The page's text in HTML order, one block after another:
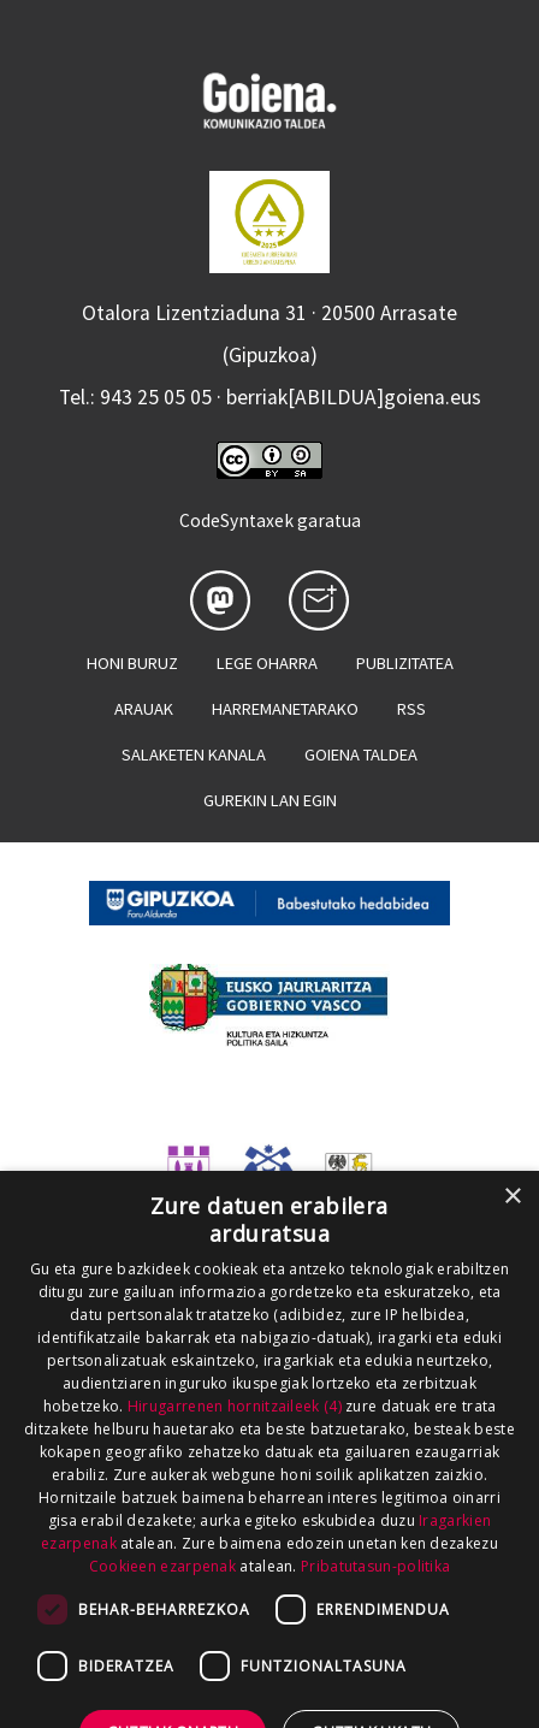
Otalora Lizentziaduna 31 · 20500 Arrasate
(Gipuzkoa)
Tel.: 943 25 05 05 · berriak[ABILDUA]goiena.eus
CodeSyntaxek garatua
HONI BURUZ LEGE OHARRA PUBLIZITATEA
ARAUAK HARREMANETARAKO RSS
SALAKETEN KANALA GOIENA TALDEA
GUREKIN LAN EGIN
×
Zure datuen erabilera
arduratsua
Gu eta gure bazkideek cookieak eta antzeko teknologiak erabiltzen
ditugu zure gailuan informazioa gordetzeko eta eskuratzeko, eta
datu pertsonalak tratatzeko (adibidez, zure IP helbidea,
identifikatzaile bakarrak eta nabigazio-datuak), iragarki eta eduki
pertsonalizatuak eskaintzeko, iragarkiak eta edukia neurtzeko,
audientziaren inguruko ikuspegiak lortzeko eta zerbitzuak
hobetzeko. Hirugarrenen hornitzaileek (4)zure datuak ere trata
ditzakete helburu hauetarako eta beste batzuetarako, besteak beste
kokapen geografiko zehatzeko datuak eta gailuaren ezaugarriak
erabiliz. Zure aukerak webgune honi soilik aplikatzen zaizkio.
Hornitzaile batzuek baimena beharrean interes legitimoa oinarri
gisa erabil dezakete; aurka egiteko eskubidea duzu Iragarkien
ezarpenakatalean. Zure baimena edozein unetan ken dezakezu
Cookieen ezarpenak atalean. Pribatutasun-politika
BEHAR-BEHARREZKOA ERRENDIMENDUA
BIDERATZEA FUNTZIONALTASUNA